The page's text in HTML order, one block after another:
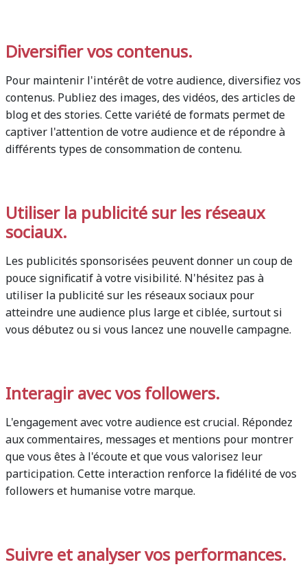
Diversifier vos contenus.
Pour maintenir l'intérêt de votre audience, diversifiez vos
contenus. Publiez des images, des vidéos, des articles de
blog et des stories. Cette variété de formats permet de
captiver l'attention de votre audience et de répondre à
différents types de consommation de contenu.
Utiliser la publicité sur les réseaux
sociaux.
Les publicités sponsorisées peuvent donner un coup de
pouce significatif à votre visibilité. N'hésitez pas à
utiliser la publicité sur les réseaux sociaux pour
atteindre une audience plus large et ciblée, surtout si
vous débutez ou si vous lancez une nouvelle campagne.
Interagir avec vos followers.
L'engagement avec votre audience est crucial. Répondez
aux commentaires, messages et mentions pour montrer
que vous êtes à l'écoute et que vous valorisez leur
participation. Cette interaction renforce la fidélité de vos
followers et humanise votre marque.
Suivre et analyser vos performances.